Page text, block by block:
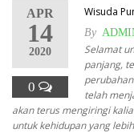
APR
14
2020
0
Wisuda
By
Selamat
panjang,
telah
akan terus mengiringi
untuk kehidupan yang